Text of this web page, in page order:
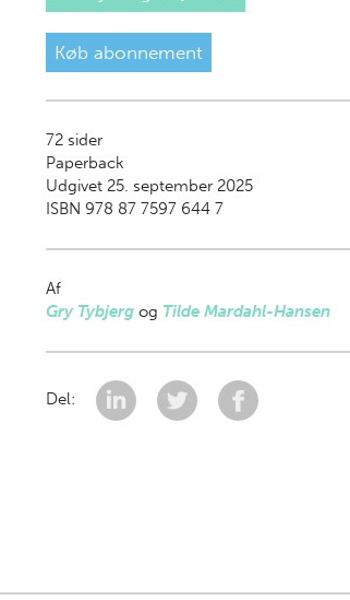
Køb abonnement
72sider
Paperback
Udgivet 25. september 2025
ISBN 978 87 7597 644 7
Af
Gry Tybjergog Tilde Mardahl-Hansen
Del: